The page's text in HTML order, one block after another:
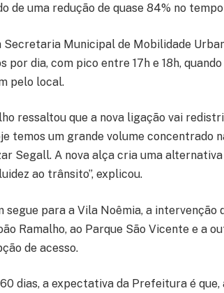
de uma redução de quase 84% no
Secretaria Municipal de Mobilidade
por dia, com pico entre 17h e 18h,
pelo local.
ressaltou que a nova ligação vai
temos um grande volume concentrado
Segall. A nova alça cria uma
ao trânsito”, explicou.
segue para a Vila Noêmia, a
Ramalho, ao Parque São Vicente e a
de acesso.
dias, a expectativa da Prefeitura é que,